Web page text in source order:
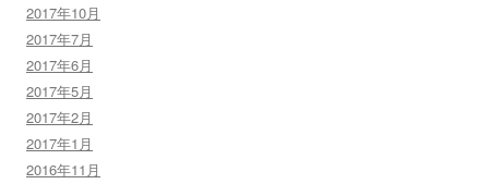
2017年10月
2017年7月
2017年6月
2017年5月
2017年2月
2017年1月
2016年11月